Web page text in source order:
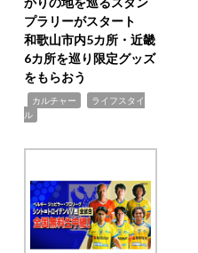
プラリーがスタート
和歌山市内5カ所・近畿
6カ所を巡り限定グッズ
をもらおう
カルチャー
ライフスタイ
ル